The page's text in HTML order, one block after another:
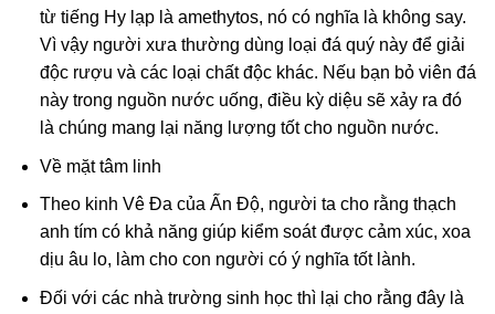
từ tiếng Hy lạp là amethytos, nó có nghĩa là không say.
Vì vậy người xưa thường dùng loại đá quý này để giải
độc rượu và các loại chất độc khác. Nếu bạn bỏ viên đá
này trong nguồn nước uống, điều kỳ diệu sẽ xảy ra đó
là chúng mang lại năng lượng tốt cho nguồn nước.
Về mặt tâm linh
Theo kinh Vê Đa của Ấn Độ, người ta cho rằng thạch
anh tím có khả năng giúp kiểm soát được cảm xúc, xoa
dịu âu lo, làm cho con người có ý nghĩa tốt lành.
Đối với các nhà trường sinh học thì lại cho rằng đây là